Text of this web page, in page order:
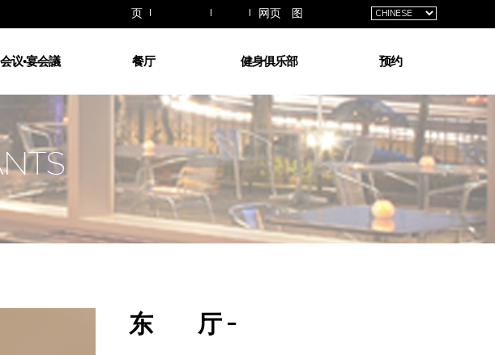
主页 网页地图
会议•宴会議
大型宴会厅
型宴会厅
型宴会厅
餐厅
东方餐厅
咖啡
自助餐厅
KTV
熟食店
酒吧
健身俱乐部
健身场介绍
桑拿
游泳池
酒和餐
运动按摩
预约
客房预约
宴会预约
预约查询
东方餐厅 - 酒和就餐